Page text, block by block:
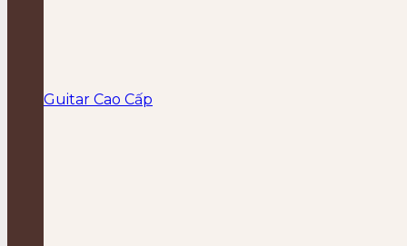
Guitar Cao Cấp